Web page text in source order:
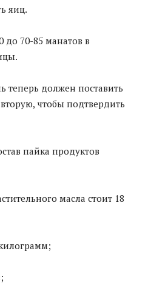
яиц.
до 70-85 манатов в
теперь должен поставить
чтобы подтвердить
пайка продуктов
масла стоит 18